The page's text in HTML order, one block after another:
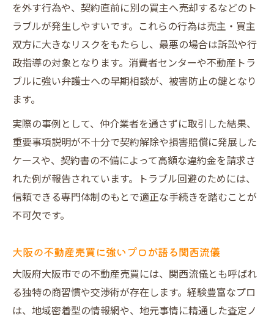
を外す行為や、契約直前に別の買主へ売却するなどのト
ラブルが発生しやすいです。これらの行為は売主・買主
双方に大きなリスクをもたらし、最悪の場合は訴訟や行
政指導の対象となります。消費者センターや不動産トラ
ブルに強い弁護士への早期相談が、被害防止の鍵となり
ます。
実際の事例として、仲介業者を通さずに取引した結果、
重要事項説明が不十分で契約解除や損害賠償に発展した
ケースや、契約書の不備によって高額な違約金を請求さ
れた例が報告されています。トラブル回避のためには、
信頼できる専門体制のもとで適正な手続きを踏むことが
不可欠です。
大阪の不動産売買に強いプロが語る関西流儀
大阪府大阪市での不動産売買には、関西流儀とも呼ばれ
る独特の商習慣や交渉術が存在します。経験豊富なプロ
は、地域密着型の情報網や、地元事情に精通した査定ノ